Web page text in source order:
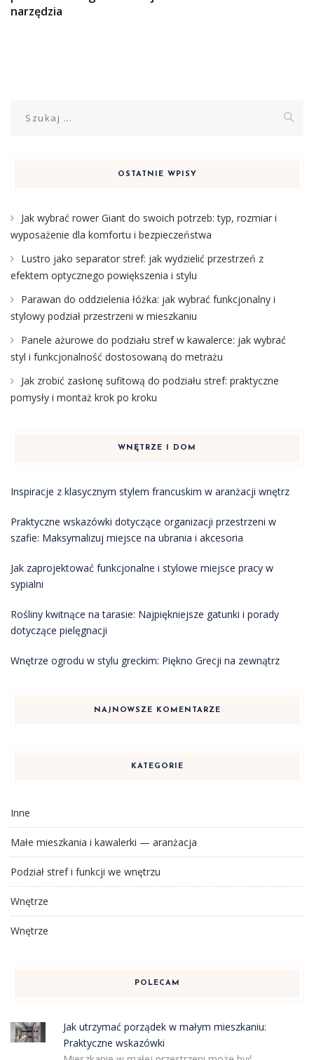
narzędzia
OSTATNIE WPISY
Jak wybrać rower Giant do swoich potrzeb: typ, rozmiar i
wyposażenie dla komfortu i bezpieczeństwa
Lustro jako separator stref: jak wydzielić przestrzeń z
efektem optycznego powiększenia i stylu
Parawan do oddzielenia łóżka: jak wybrać funkcjonalny i
stylowy podział przestrzeni w mieszkaniu
Panele ażurowe do podziału stref w kawalerce: jak wybrać
styl i funkcjonalność dostosowaną do metrażu
Jak zrobić zasłonę sufitową do podziału stref: praktyczne
pomysły i montaż krok po kroku
WNĘTRZE I DOM
Inspiracje z klasycznym stylem francuskim w aranżacji wnętrz
Praktyczne wskazówki dotyczące organizacji przestrzeni w
szafie: Maksymalizuj miejsce na ubrania i akcesoria
Jak zaprojektować funkcjonalne i stylowe miejsce pracy w
sypialni
Rośliny kwitnące na tarasie: Najpiękniejsze gatunki i porady
dotyczące pielęgnacji
Wnętrze ogrodu w stylu greckim: Piękno Grecji na zewnątrz
NAJNOWSZE KOMENTARZE
KATEGORIE
Inne
Małe mieszkania i kawalerki — aranżacja
Podział stref i funkcji we wnętrzu
Wnętrze
Wnętrze
POLECAM
Jak utrzymać porządek w małym mieszkaniu:
Praktyczne wskazówki